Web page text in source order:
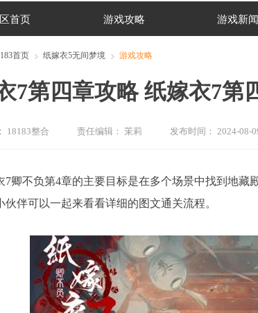
首页 游戏攻略 游戏新闻
首页 纸嫁衣5无间梦境 游戏攻略
7第四章攻略 纸嫁衣7第
18183整合 责任编辑： 茉莉 发布时间： 2024-08-
7卿不负第4章的主要目标是在多个场景中找到地
伙伴可以一起来看看详细的图文通关流程。